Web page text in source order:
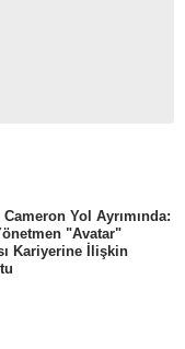
Yol Ayrımında:
"Avatar"
Kariyerine İlişkin